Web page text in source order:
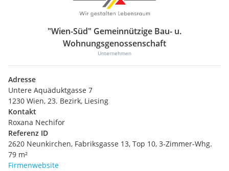
"Wien-Süd" Gemeinnützige Bau- u.
Wohnungsgenossenschaft
Unternehmen
Adresse
Untere Aquäduktgasse 7
1230 Wien, 23. Bezirk, Liesing
Kontakt
Roxana Nechifor
Referenz ID
2620 Neunkirchen, Fabriksgasse 13, Top 10, 3-Zimmer-Whg.
79 m²
Firmenwebsite